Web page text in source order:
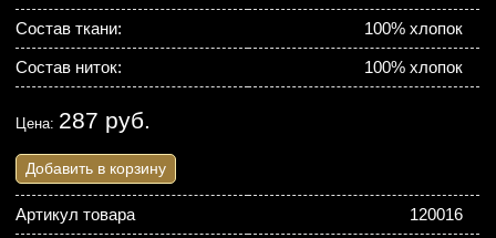
Состав ткани: 100% хлопок
Состав ниток: 100% хлопок
Цена: 287 руб.
Добавить в корзину
Артикул товара 120016